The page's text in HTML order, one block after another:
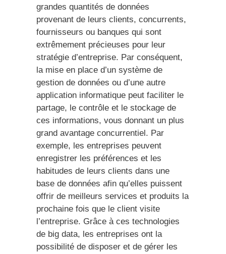
grandes quantités de données
provenant de leurs clients, concurrents,
fournisseurs ou banques qui sont
extrêmement précieuses pour leur
stratégie d’entreprise. Par conséquent,
la mise en place d’un système de
gestion de données ou d’une autre
application informatique peut faciliter le
partage, le contrôle et le stockage de
ces informations, vous donnant un plus
grand avantage concurrentiel. Par
exemple, les entreprises peuvent
enregistrer les préférences et les
habitudes de leurs clients dans une
base de données afin qu’elles puissent
offrir de meilleurs services et produits la
prochaine fois que le client visite
l’entreprise. Grâce à ces technologies
de big data, les entreprises ont la
possibilité de disposer et de gérer les